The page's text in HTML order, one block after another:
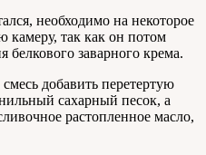
необходимо на некоторое
камеру, так как он потом
белкового заварного крема.
добавить перетертую
сахарный песок, а
растопленное масло,